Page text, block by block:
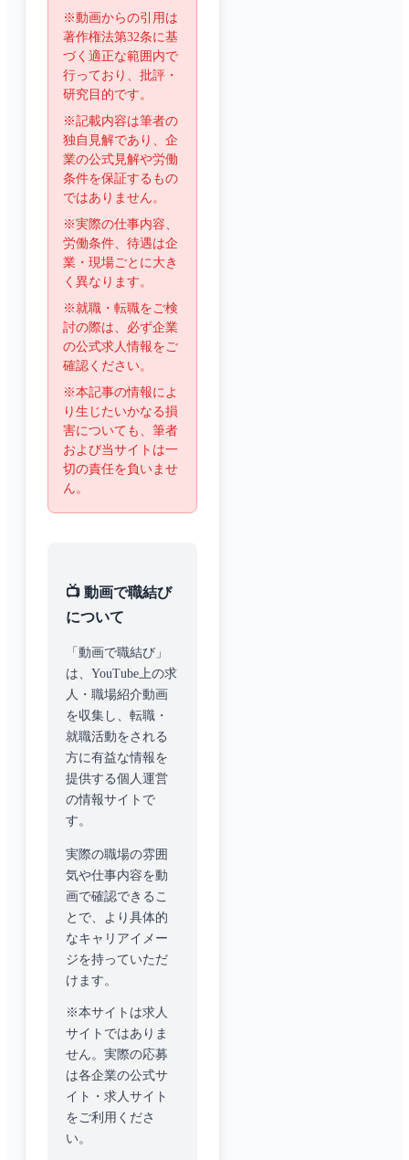
※動画からの引用は
著作権法第32条に基
づく適正な範囲内で
行っており、批評・
研究目的です。
※記載内容は筆者の
独自見解であり、企
業の公式見解や労働
条件を保証するもの
ではありません。
※実際の仕事内容、
労働条件、待遇は企
業・現場ごとに大き
く異なります。
※就職・転職をご検
討の際は、必ず企業
の公式求人情報をご
確認ください。
※本記事の情報によ
り生じたいかなる損
害についても、筆者
および当サイトは一
切の責任を負いませ
ん。
📺 動画で職結び
について
「動画で職結び」
は、YouTube上の求
人・職場紹介動画
を収集し、転職・
就職活動をされる
方に有益な情報を
提供する個人運営
の情報サイトで
す。
実際の職場の雰囲
気や仕事内容を動
画で確認できるこ
とで、より具体的
なキャリアイメー
ジを持っていただ
けます。
※本サイトは求人
サイトではありま
せん。実際の応募
は各企業の公式サ
イト・求人サイト
をご利用くださ
い。